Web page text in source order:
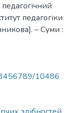
педагогіки
– Суми :
10486